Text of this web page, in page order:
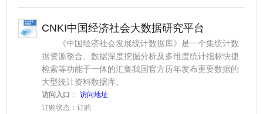
CNKI中国经济社会大数据研究平台
《中国经济社会发展统计数据库》是一个集统计数
据资源整合、数据深度挖掘分析及多维度统计指标快捷
检索等功能于一体的汇集我国官方历年发布重要数据的
大型统计资料数据库。
访问入口 ：
访问地址
订购状态：订购